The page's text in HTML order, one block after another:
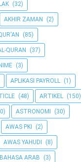
(32)
AKHIR ZAMAN (2)
(85)
QURAN (37)
(3)
APLIKASI PAYROLL (1)
(48) ARTIKEL (150)
ASTRONOMI (30)
AWAS PKI (2)
AWAS YAHUDI (8)
BAHASA ARAB (3)